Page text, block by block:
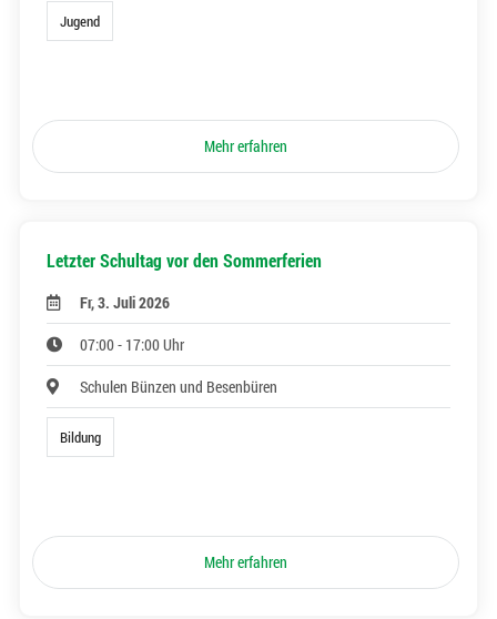
Jugend
Mehr erfahren
Letzter Schultag vor den Sommerferien
Fr, 3. Juli 2026
07:00 - 17:00 Uhr
Schulen Bünzen und Besenbüren
Bildung
Mehr erfahren